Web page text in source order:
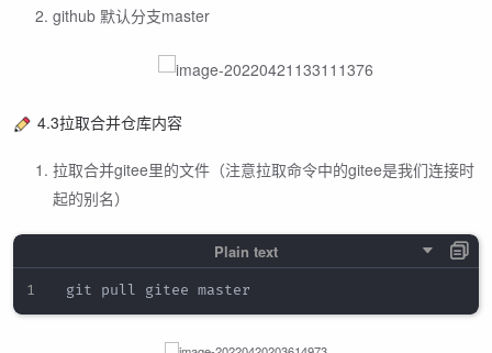
github 默认分支master
4.3拉取合并仓库内容
拉取合并gitee里的文件（注意拉取命令中的gitee是我们连接时
起的别名）